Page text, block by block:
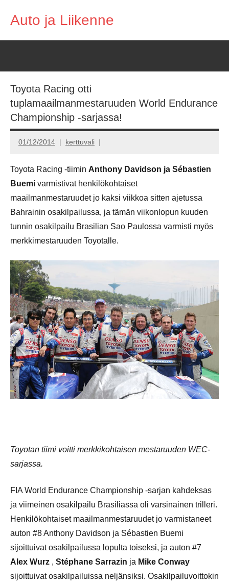
Auto ja Liikenne
Toyota Racing otti
tuplamaailmanmestaruuden World Endurance
Championship -sarjassa!
01/12/2014 kerttuvali
Toyota Racing -tiimin Anthony Davidson ja Sébastien
Buemi varmistivat henkilökohtaiset
maailmanmestaruudet jo kaksi viikkoa sitten ajetussa
Bahrainin osakilpailussa, ja tämän viikonlopun kuuden
tunnin osakilpailu Brasilian Sao Paulossa varmisti myös
merkkimestaruuden Toyotalle.
Toyotan tiimi voitti merkkikohtaisen mestaruuden WEC-
sarjassa.
FIA World Endurance Championship -sarjan kahdeksas
ja viimeinen osakilpailu Brasiliassa oli varsinainen trilleri.
Henkilökohtaiset maailmanmestaruudet jo varmistaneet
auton #8 Anthony Davidson ja Sébastien Buemi
sijoittuivat osakilpailussa lopulta toiseksi, ja auton #7
Alex Wurz , Stéphane Sarrazin ja Mike Conway
sijoittuivat osakilpailuissa neljänsiksi. Osakilpailuvoittokin